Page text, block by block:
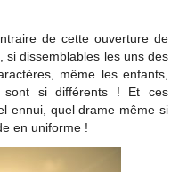
de cette ouverture de
si dissemblables les uns des
même les enfants,
sont si différents ! Et ces
ennui, quel drame même si
en uniforme !